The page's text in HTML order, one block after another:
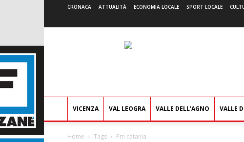
CRONACA ATTUALITÀ ECONOMIA LOCALE SPORT LOCALE
VICENZA VAL LEOGRA VALLE DELL’AGNO VALLE
Home Tags Pm catania